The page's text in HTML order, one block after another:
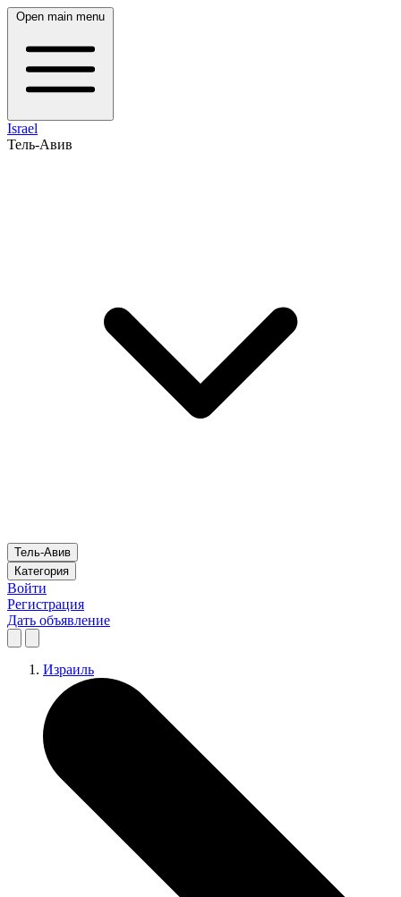
Open main menu
Israel
Тель-Авив
Тель-Авив
Категория
Войти
Регистрация
Дать объявление
Израиль